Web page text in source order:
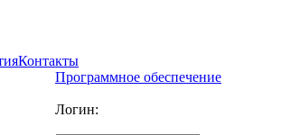
Контакты
Программное обеспечение
Логин: